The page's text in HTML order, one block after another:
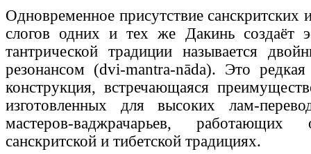
Одновременное присутствие санскритских
слогов одних и тех же Дакинь создаёт
тантрической традиции называется
резонансом (dvi-mantra-nāda). Это
конструкция, встречающаяся
изготовленных для высоких лам-
мастеров-ваджрачарьев,
санскритской и тибетской традициях.